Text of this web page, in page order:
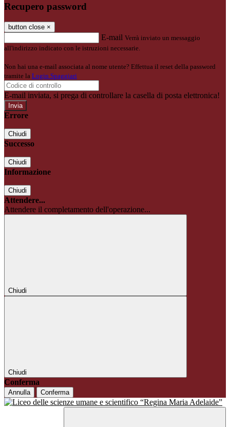
Recupero password
button close ×
E-mail Verrà inviato un messaggio
all'indirizzo indicato con le istruzioni necessarie.
Non hai una e-mail associata al nome utente? Effettua il reset della password
tramite la Login Spaggiari
E-mail inviata, si prega di controllare la casella di posta elettronica!
Errore
Chiudi
Successo
Chiudi
Informazione
Chiudi
Attendere...
Attendere il completamento dell'operazione...
Chiudi
Chiudi
Conferma
Annulla Conferma